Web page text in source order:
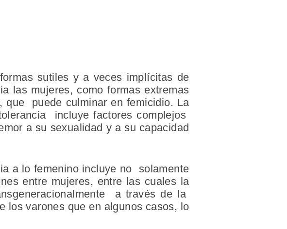
sutiles y a veces implícitas de
las mujeres, como formas extremas
que puede culminar en femicidio. La
incluye factores complejos
a su sexualidad y a su capacidad
a lo femenino incluye no solamente
entre mujeres, entre las cuales la
a través de la
los varones que en algunos casos, lo